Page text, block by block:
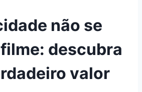
não se
descubra
valor